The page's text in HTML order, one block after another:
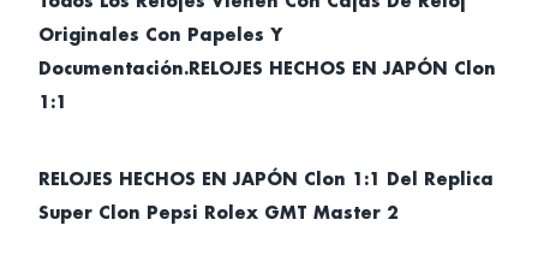
Originales Con Papeles Y
Documentación.RELOJES HECHOS EN JAPÓN Clon
1:1
RELOJES HECHOS EN JAPÓN Clon 1:1 Del Replica
Super Clon Pepsi Rolex GMT Master 2